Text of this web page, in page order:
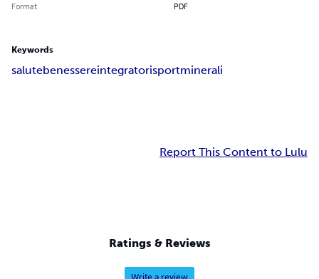
Format PDF
Keywords
salutebenessereintegratorisportminerali
Report This Content to Lulu
Ratings & Reviews
Write a review